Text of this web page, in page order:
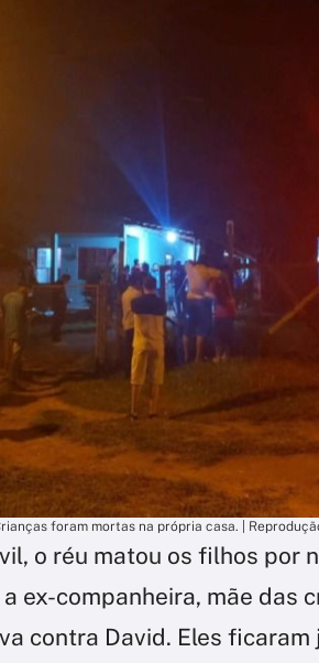
foram mortas na própria casa. |
o réu matou os filhos por
ex-companheira, mãe das
contra David. Eles ficaram